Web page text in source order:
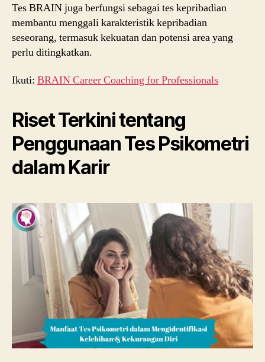
Tes BRAIN juga berfungsi sebagai tes kepribadian
membantu menggali karakteristik kepribadian
seseorang, termasuk kekuatan dan potensi area yang
perlu ditingkatkan.
Ikuti: BRAIN Career Coaching for Professionals
Riset Terkini tentang
Penggunaan Tes Psikometri
dalam Karir